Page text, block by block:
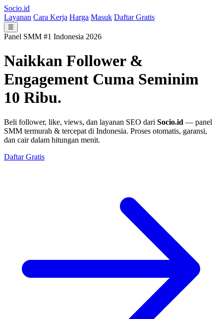
Socio.id
Layanan Cara Kerja Harga Masuk Daftar Gratis
☰
Panel SMM #1 Indonesia 2026
Naikkan Follower &
Engagement Cuma Seminim
10 Ribu.
Beli follower, like, views, dan layanan SEO dari Socio.id — panel
SMM termurah & tercepat di Indonesia. Proses otomatis, garansi,
dan cair dalam hitungan menit.
Daftar Gratis